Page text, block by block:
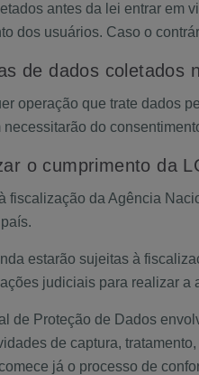
antes da lei entrar em
dos usuários. Caso o
de dados coletados
operação que trate dados
do
o cumprimento da
fiscalização da Agência
estarão sujeitas à
judiciais para realizar a
de Proteção de Dados
de captura,
já o processo de